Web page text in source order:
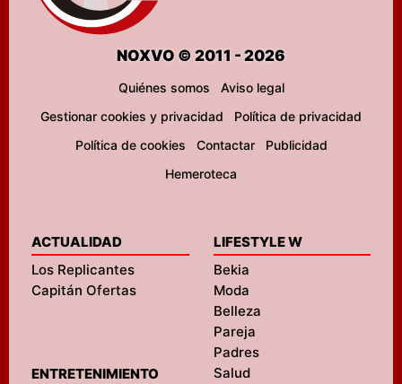
NOXVO © 2011 - 2026
Quiénes somos
Aviso legal
Gestionar cookies y privacidad
Política de privacidad
Política de cookies
Contactar
Publicidad
Hemeroteca
ACTUALIDAD
Los Replicantes
Capitán Ofertas
ENTRETENIMIENTO
LIFESTYLE W
Bekia
Moda
Belleza
Pareja
Padres
Salud